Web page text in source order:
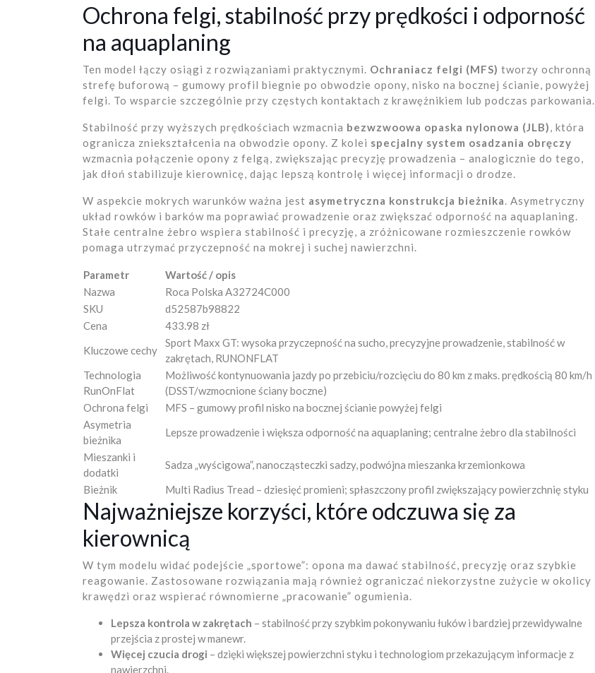
Ochrona felgi, stabilność przy prędkości i odporność
na aquaplaning
Ten model łączy osiągi z rozwiązaniami praktycznymi. Ochraniacz felgi (MFS) tworzy ochronną
strefę buforową – gumowy profil biegnie po obwodzie opony, nisko na bocznej ścianie, powyżej
felgi. To wsparcie szczególnie przy częstych kontaktach z krawężnikiem lub podczas parkowania.
Stabilność przy wyższych prędkościach wzmacnia bezwzwoowa opaska nylonowa (JLB), która
ogranicza zniekształcenia na obwodzie opony. Z kolei specjalny system osadzania obręczy
wzmacnia połączenie opony z felgą, zwiększając precyzję prowadzenia – analogicznie do tego,
jak dłoń stabilizuje kierownicę, dając lepszą kontrolę i więcej informacji o drodze.
W aspekcie mokrych warunków ważna jest asymetryczna konstrukcja bieżnika. Asymetryczny
układ rowków i barków ma poprawiać prowadzenie oraz zwiększać odporność na aquaplaning.
Stałe centralne żebro wspiera stabilność i precyzję, a zróżnicowane rozmieszczenie rowków
pomaga utrzymać przyczepność na mokrej i suchej nawierzchni.
Parametr
Wartość / opis
Nazwa
Roca Polska A32724C000
SKU
d52587b98822
Cena
433.98 zł
Kluczowe cechy
Sport Maxx GT: wysoka przyczepność na sucho, precyzyjne prowadzenie, stabilność w
zakrętach, RUNONFLAT
Technologia
RunOnFlat
Możliwość kontynuowania jazdy po przebiciu/rozcięciu do 80 km z maks. prędkością 80 km/h
(DSST/wzmocnione ściany boczne)
Ochrona felgi
MFS – gumowy profil nisko na bocznej ścianie powyżej felgi
Asymetria
bieżnika
Lepsze prowadzenie i większa odporność na aquaplaning; centralne żebro dla stabilności
Mieszanki i
dodatki
Sadza „wyścigowa”, nanocząsteczki sadzy, podwójna mieszanka krzemionkowa
Bieżnik
Multi Radius Tread – dziesięć promieni; spłaszczony profil zwiększający powierzchnię styku
Najważniejsze korzyści, które odczuwa się za
kierownicą
W tym modelu widać podejście „sportowe”: opona ma dawać stabilność, precyzję oraz szybkie
reagowanie. Zastosowane rozwiązania mają również ograniczać niekorzystne zużycie w okolicy
krawędzi oraz wspierać równomierne „pracowanie” ogumienia.
Lepsza kontrola w zakrętach – stabilność przy szybkim pokonywaniu łuków i bardziej przewidywalne
przejścia z prostej w manewr.
Więcej czucia drogi – dzięki większej powierzchni styku i technologiom przekazującym informacje z
nawierzchni.